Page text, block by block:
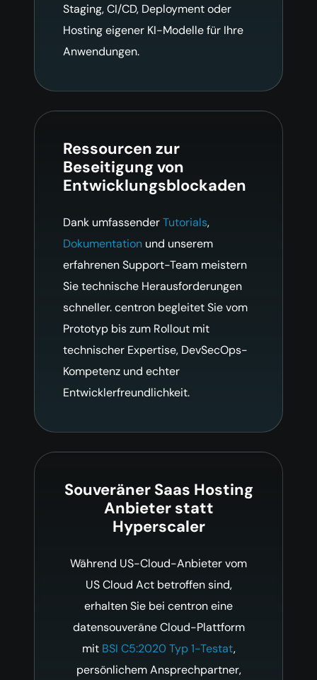
Staging, CI/CD, Deployment oder
Hosting eigener KI-Modelle für Ihre
Anwendungen.
Ressourcen zur
Beseitigung von
Entwicklungsblockaden
Dank umfassenderTutorials,
Dokumentation und unserem
erfahrenen Support-Team meistern
Sie technische Herausforderungen
schneller. centron begleitet Sie vom
Prototyp bis zum Rollout mit
technischer Expertise, DevSecOps-
Kompetenz und echter
Entwicklerfreundlichkeit.
Souveräner Saas Hosting
Anbieter statt
Hyperscaler
Während US-Cloud-Anbieter vom
US Cloud Act betroffen sind,
erhalten Sie bei centron eine
datensouveräne Cloud-Plattform
mit BSI C5:2020 Typ 1-Testat,
persönlichem Ansprechpartner,